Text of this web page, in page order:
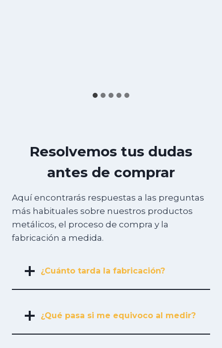
Resolvemos tus dudas
antes de comprar
Aquí encontrarás respuestas a las preguntas
más habituales sobre nuestros productos
metálicos, el proceso de compra y la
fabricación a medida.
¿Cuánto tarda la fabricación?
¿Qué pasa si me equivoco al medir?